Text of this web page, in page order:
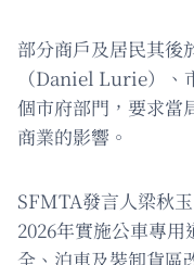
部分商戶及居民其後
（Daniel Lurie）、
個市府部門，要求當
商業的影響。
SFMTA發言人梁秋
2026年實施公車專
全、泊車及裝卸貨區